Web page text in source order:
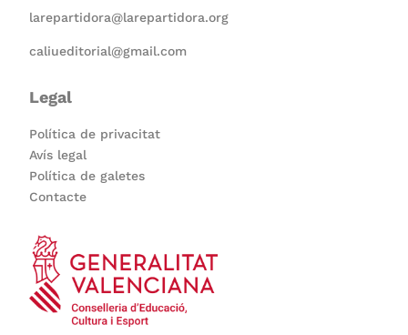
larepartidora@larepartidora.org
caliueditorial@gmail.com
Legal
Política de privacitat
Avís legal
Política de galetes
Contacte